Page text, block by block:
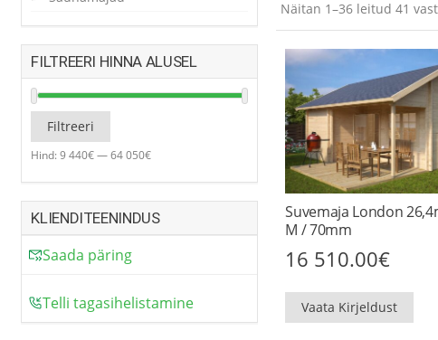
Näitan 1–36 leitud 41
Suvemaja London
M / 70mm
16 510.00€
Vaata Kirjeldust
FILTREERI HINNA ALUSEL
Minimaalne
Maksimaalne
Filtreeri
Hind:9 440€—64 050€
KLIENDITEENINDUS
Saada päring
Telli tagasihelistamine